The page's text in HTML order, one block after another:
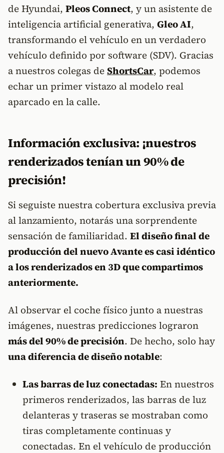
de Hyundai, Pleos Connect, y un asistente de
inteligencia artificial generativa, Gleo AI,
transformando el vehículo en un verdadero
vehículo definido por software (SDV). Gracias
a nuestros colegas deShortsCar, podemos
echar un primer vistazo al modelo real
aparcado en la calle.
Información exclusiva: ¡nuestros
renderizados tenían un 90% de
precisión!
Si seguiste nuestra cobertura exclusiva previa
al lanzamiento, notarás una sorprendente
sensación de familiaridad. El diseño final de
producción del nuevo Avante es casi idéntico
a los renderizados en 3D que compartimos
anteriormente.
Al observar el coche físico junto a nuestras
imágenes, nuestras predicciones lograron
más del 90% de precisión. De hecho, solo hay
una diferencia de diseño notable:
Las barras de luz conectadas: En nuestros
primeros renderizados, las barras de luz
delanteras y traseras se mostraban como
tiras completamente continuas y
conectadas. En el vehículo de producción